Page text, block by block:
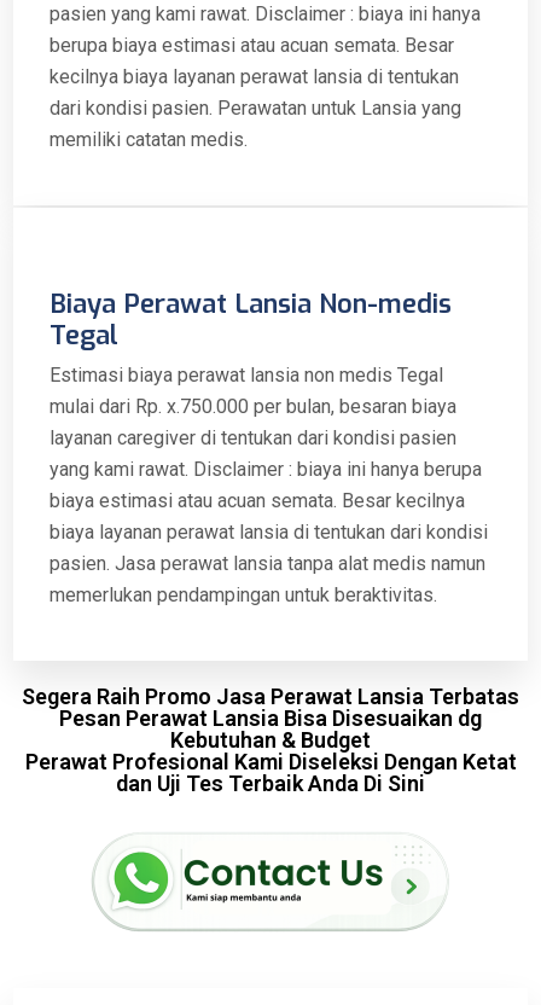
pasien yang kami rawat. Disclaimer : biaya ini hanya
berupa biaya estimasi atau acuan semata. Besar
kecilnya biaya layanan perawat lansia di tentukan
dari kondisi pasien. Perawatan untuk Lansia yang
memiliki catatan medis.
Biaya Perawat Lansia Non-medis
Tegal
Estimasi biaya perawat lansia non medis Tegal
mulai dari Rp. x.750.000 per bulan, besaran biaya
layanan caregiver di tentukan dari kondisi pasien
yang kami rawat. Disclaimer : biaya ini hanya berupa
biaya estimasi atau acuan semata. Besar kecilnya
biaya layanan perawat lansia di tentukan dari kondisi
pasien. Jasa perawat lansia tanpa alat medis namun
memerlukan pendampingan untuk beraktivitas.
Segera Raih Promo Jasa Perawat Lansia Terbatas
Pesan Perawat Lansia Bisa Disesuaikan dg
Kebutuhan & Budget
Perawat Profesional Kami Diseleksi Dengan Ketat
dan Uji Tes Terbaik Anda Di Sini